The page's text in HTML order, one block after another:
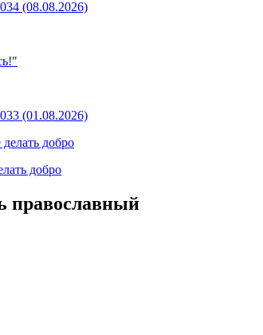
(08.08.2026)
(01.08.2026)
добро
православный